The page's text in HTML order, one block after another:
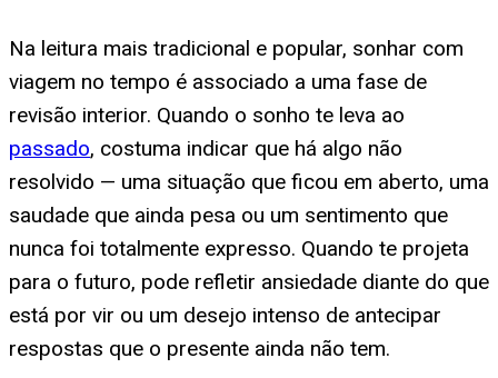
Na leitura mais tradicional e popular, sonhar com
viagem no tempo é associado a uma fase de
revisão interior. Quando o sonho te leva ao
passado, costuma indicar que há algo não
resolvido — uma situação que ficou em aberto, uma
saudade que ainda pesa ou um sentimento que
nunca foi totalmente expresso. Quando te projeta
para o futuro, pode refletir ansiedade diante do que
está por vir ou um desejo intenso de antecipar
respostas que o presente ainda não tem.